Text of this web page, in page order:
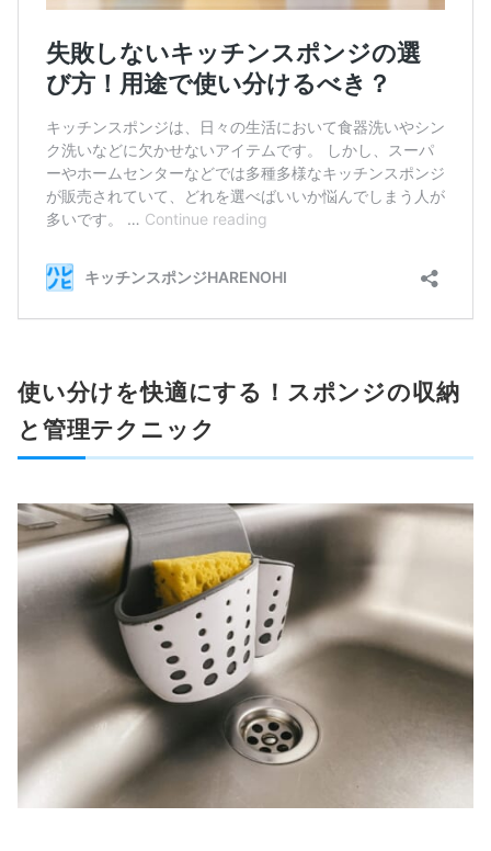
使い分けを快適にする！スポンジの収納
と管理テクニック